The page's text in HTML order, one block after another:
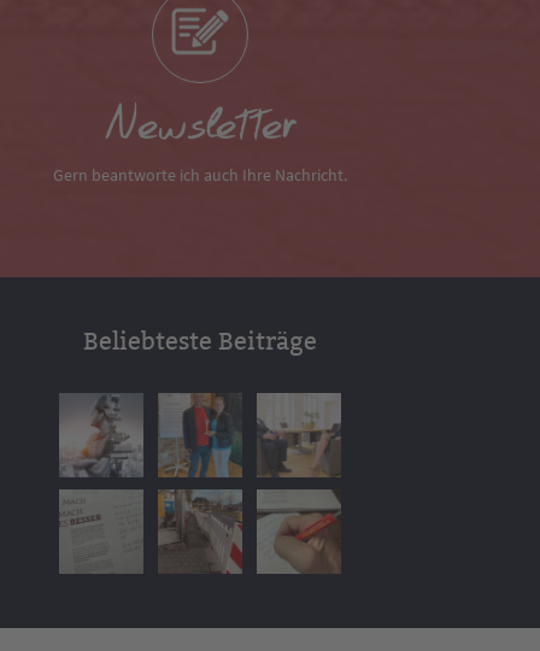
Newsletter
Gern beantworte ich auch Ihre Nachricht.
Beliebteste Beiträge